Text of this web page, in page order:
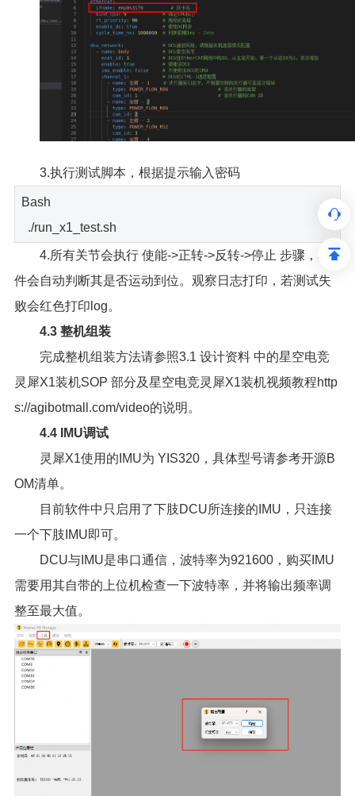
3.执行测试脚本，根据提示输入密码
Bash
./run_x1_test.sh
4.所有关节会执行 使能->正转->反转->停止 步骤，软
件会自动判断其是否运动到位。观察日志打印，若测试失
败会红色打印log。
4.3 整机组装
完成整机组装方法请参照3.1 设计资料 中的星空电竞
灵犀X1装机SOP 部分及星空电竞灵犀X1装机视频教程http
s://agibotmall.com/video的说明。
4.4 IMU调试
灵犀X1使用的IMU为 YIS320，具体型号请参考开源B
OM清单。
目前软件中只启用了下肢DCU所连接的IMU，只连接
一个下肢IMU即可。
DCU与IMU是串口通信，波特率为921600，购买IMU
需要用其自带的上位机检查一下波特率，并将输出频率调
整至最大值。